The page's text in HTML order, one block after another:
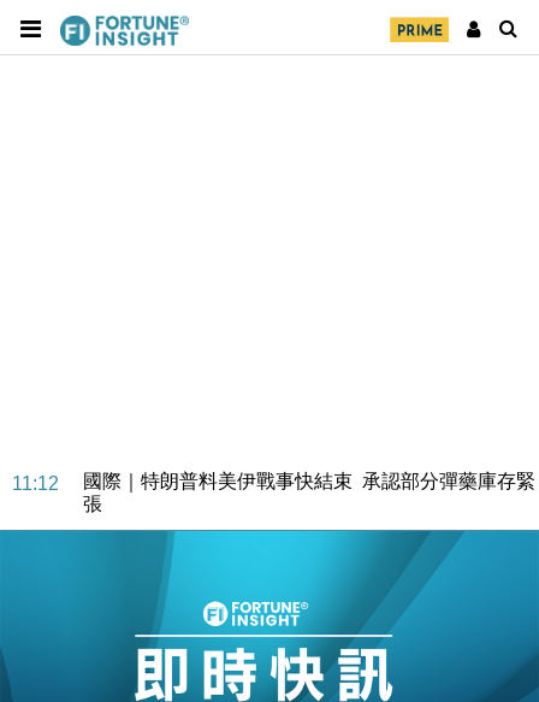
11:12
國際｜特朗普料美伊戰事快結束 承認部分彈藥庫存緊
張
財經｜SA售股自救後再出手 斥4億美元押注未上市公
財經｜精星香港夥菜鳥拓全球智慧倉儲市場 加快海外
地產｜大酒店中期轉賺2300萬元 斥21億翻新香港及
東京半島